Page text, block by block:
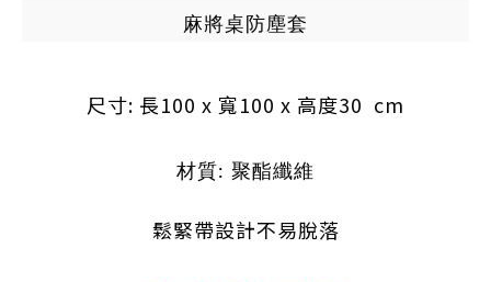
麻將桌防塵套
尺寸: 長100 x 寬100 x 高度30 cm
材質: 聚酯纖維
鬆緊帶設計不易脫落